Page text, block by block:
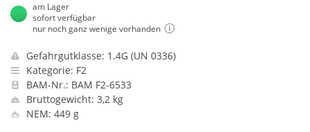
am Lager
sofort verfügbar
nur noch ganz wenige vorhanden
Gefahrgutklasse: 1.4G (UN 0336)
Kategorie: F2
BAM-Nr.: BAM F2-6533
Bruttogewicht: 3,2 kg
NEM: 449 g